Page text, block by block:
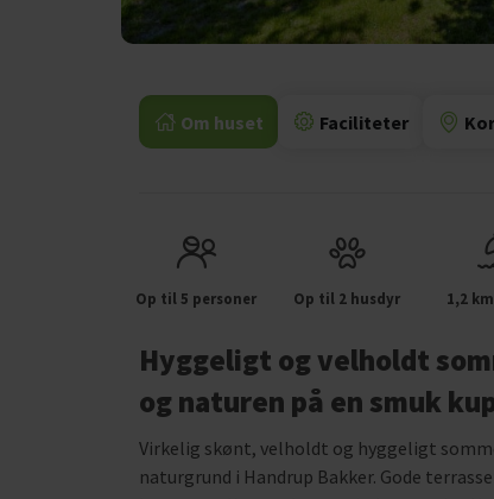
Om huset Faciliteter
Op til 5 personer Op til 2 husdyr 1,2
Hyggeligt og velholdt
og naturen på en smuk
Virkelig skønt, velholdt og hyggeligt
naturgrund i Handrup Bakker. Gode